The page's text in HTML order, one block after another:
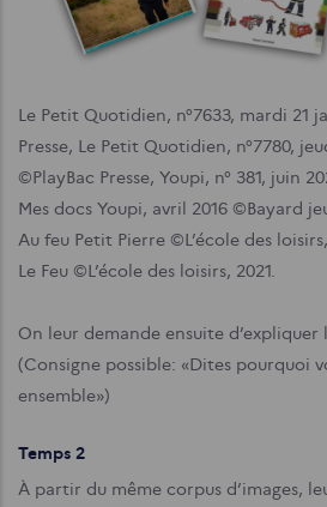
Le Petit Quotidien, n°7633, mardi 21
Presse, Le Petit Quotidien, n°7780,
©PlayBac Presse, Youpi, n° 381, juin
Mes docs Youpi, avril 2016 ©Bayard
Au feu Petit Pierre ©L’école des
Le Feu ©L’école des loisirs, 2021.
On leur demande ensuite
(Consigne possible: «Dites pourquoi
ensemble»)
Temps 2
À partir du même corpus d’images,